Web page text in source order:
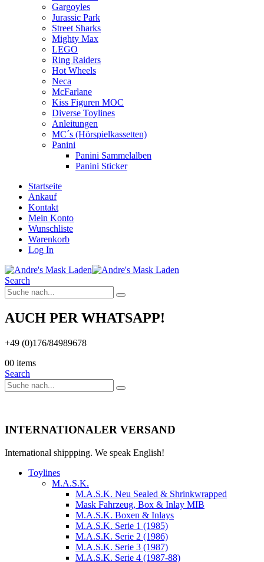
Gargoyles
Jurassic Park
Street Sharks
Mighty Max
LEGO
Ring Raiders
Hot Wheels
Neca
McFarlane
Kiss Figuren MOC
Diverse Toylines
Anleitungen
MC´s (Hörspielkassetten)
Panini
Panini Sammelalben
Panini Sticker
Startseite
Ankauf
Kontakt
Mein Konto
Wunschliste
Warenkorb
Log In
Search
AUCH PER WHATSAPP!
+49 (0)176/84989678
00 items
Search
INTERNATIONALER VERSAND
International shippping. We speak English!
Toylines
M.A.S.K.
M.A.S.K. Neu Sealed & Shrinkwrapped
Mask Fahrzeug, Box & Inlay MIB
M.A.S.K. Boxen & Inlays
M.A.S.K. Serie 1 (1985)
M.A.S.K. Serie 2 (1986)
M.A.S.K. Serie 3 (1987)
M.A.S.K. Serie 4 (1987-88)